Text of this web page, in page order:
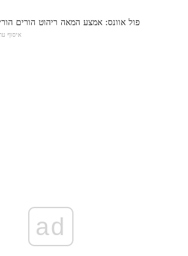
פול אוונס: אמצע המאה ריהוט הורים
איסוף
ad